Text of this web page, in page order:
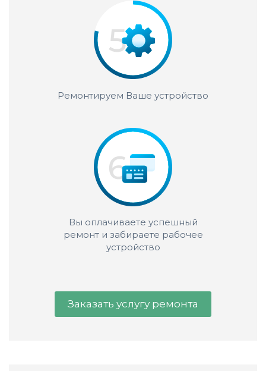
Ремонтируем Ваше устройство
Вы оплачиваете успешный
ремонт и забираете рабочее
устройство
Заказать услугу ремонта